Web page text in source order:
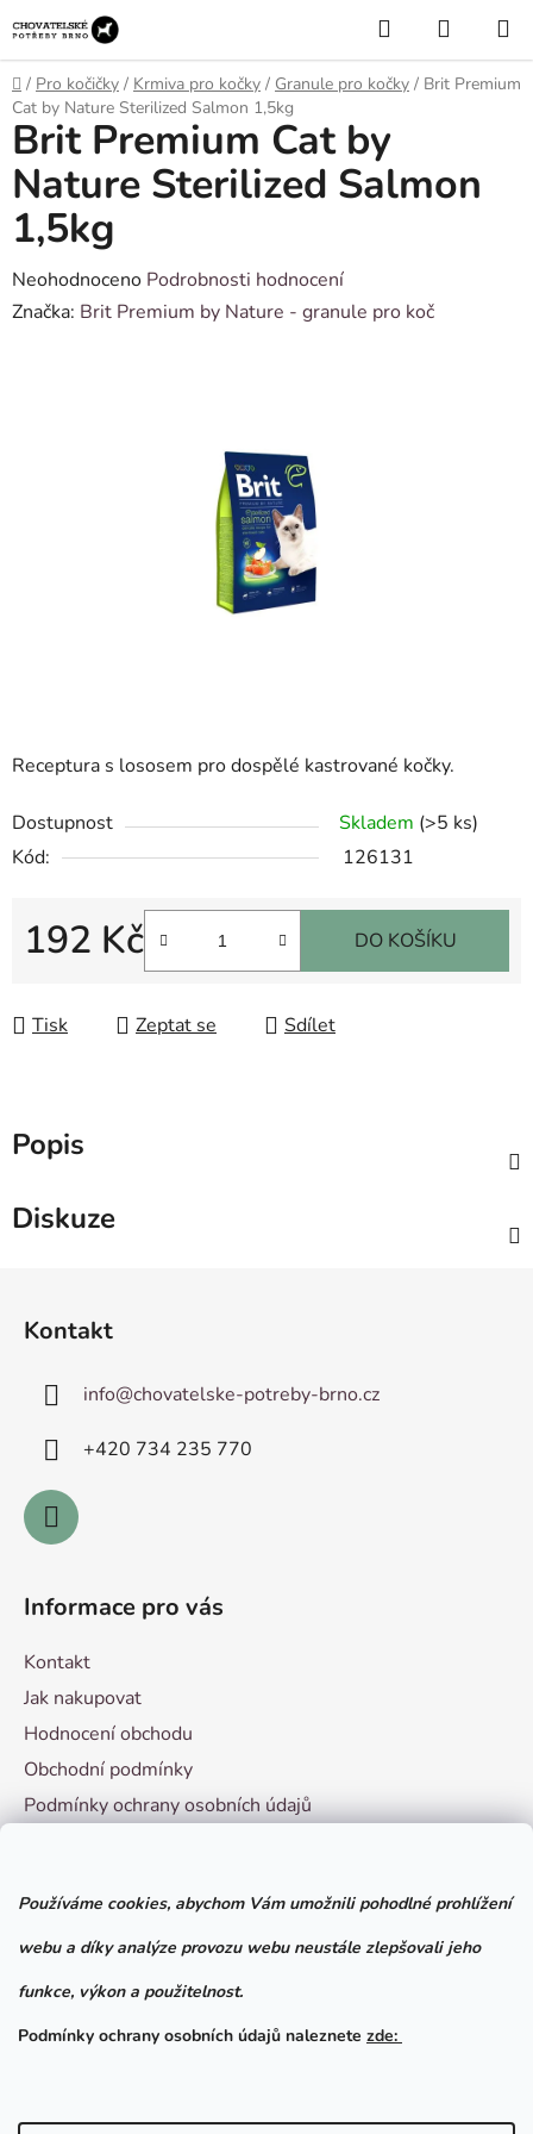
Používáme cookies, abychom Vám umožnili pohodlné prohlížení
webu a díky analýze provozu webu neustále zlepšovali jeho
funkce, výkon a použitelnost.
Podmínky ochrany osobních údajů naleznete zde:
na
obsah
Hledat
KOŠÍK
Domů
/ Pro kočičky / Krmiva pro kočky / Granule pro kočky / Brit Premium
Cat by Nature Sterilized Salmon 1,5kg
Receptura s lososem pro dospělé kastrované kočky.
Dostupnost Skladem (>5 ks)
Kód:
126131
192 Kč DO KOŠÍKU
Tisk Zeptat se Sdílet
Brit Premium Cat by
Nature Sterilized Salmon
1,5kg
Průměrné
hodnocení
Neohodnoceno Podrobnosti hodnocení
Značka: Brit Premium by Nature - granule pro koč
Popis
Diskuze
Kontakt
info@chovatelske-potreby-brno.cz
+420 ­734 235 770
Informace pro vás
Kontakt
Jak nakupovat
Hodnocení obchodu
Obchodní podmínky
Podmínky ochrany osobních údajů
Facebook